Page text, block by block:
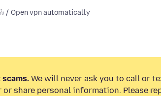
Open vpn automatically
We will never ask you to call or
or share personal information. Please